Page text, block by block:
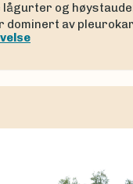
lågurter og
dominert av